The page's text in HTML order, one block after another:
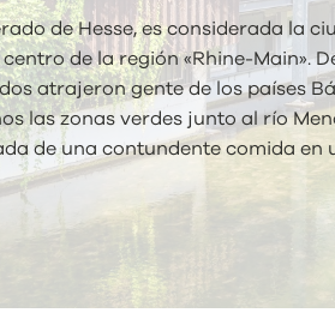
de Hesse, es considerada la
de la región «Rhine-Main».
atrajeron gente de los países
las zonas verdes junto al río
de una contundente comida en